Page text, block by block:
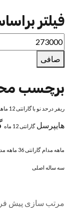
فیلتر
صافی
برچسب
ریفر درحد نو با گارانتی 12 ماهه
هایپرسل گارانتی 12 ماه
ماهه مدام گارانتی 36 ماهه مدام
سه ساله اصلی
مرتب سازی پیش